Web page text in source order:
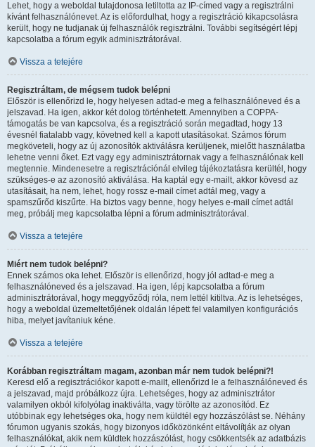
Lehet, hogy a weboldal tulajdonosa letiltotta az IP-címed vagy a regisztrálni
kívánt felhasználónevet. Az is előfordulhat, hogy a regisztráció kikapcsolásra
került, hogy ne tudjanak új felhasználók regisztrálni. További segítségért lépj
kapcsolatba a fórum egyik adminisztrátorával.
Vissza a tetejére
Regisztráltam, de mégsem tudok belépni
Először is ellenőrizd le, hogy helyesen adtad-e meg a felhasználóneved és a
jelszavad. Ha igen, akkor két dolog történhetett. Amennyiben a COPPA-
támogatás be van kapcsolva, és a regisztráció során megadtad, hogy 13
évesnél fiatalabb vagy, követned kell a kapott utasításokat. Számos fórum
megköveteli, hogy az új azonosítók aktiválásra kerüljenek, mielőtt használatba
lehetne venni őket. Ezt vagy egy adminisztrátornak vagy a felhasználónak kell
megtennie. Mindenesetre a regisztrációnál elvileg tájékoztatásra kerültél, hogy
szükséges-e az azonosító aktiválása. Ha kaptál egy e-mailt, akkor kövesd az
utasításait, ha nem, lehet, hogy rossz e-mail címet adtál meg, vagy a
spamszűrőd kiszűrte. Ha biztos vagy benne, hogy helyes e-mail címet adtál
meg, próbálj meg kapcsolatba lépni a fórum adminisztrátorával.
Vissza a tetejére
Miért nem tudok belépni?
Ennek számos oka lehet. Először is ellenőrizd, hogy jól adtad-e meg a
felhasználóneved és a jelszavad. Ha igen, lépj kapcsolatba a fórum
adminisztrátorával, hogy meggyőződj róla, nem lettél kitiltva. Az is lehetséges,
hogy a weboldal üzemeltetőjének oldalán lépett fel valamilyen konfigurációs
hiba, melyet javítaniuk kéne.
Vissza a tetejére
Korábban regisztráltam magam, azonban már nem tudok belépni?!
Keresd elő a regisztrációkor kapott e-mailt, ellenőrizd le a felhasználóneved és
a jelszavad, majd próbálkozz újra. Lehetséges, hogy az adminisztrátor
valamilyen okból kifolyólag inaktiválta, vagy törölte az azonosítód. Ez
utóbbinak egy lehetséges oka, hogy nem küldtél egy hozzászólást se. Néhány
fórumon ugyanis szokás, hogy bizonyos időközönként eltávolítják az olyan
felhasználókat, akik nem küldtek hozzászólást, hogy csökkentsék az adatbázis